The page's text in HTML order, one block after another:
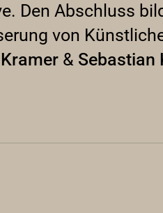
Den Abschluss
von
& Sebastian